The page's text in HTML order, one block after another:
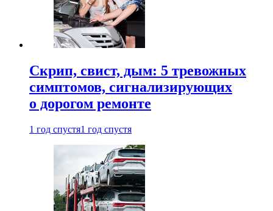
Скрип, свист, дым: 5 тревожных
симптомов, сигнализирующих
о дорогом ремонте
1 год спустя1 год спустя